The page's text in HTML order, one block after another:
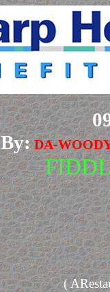
DA-
(